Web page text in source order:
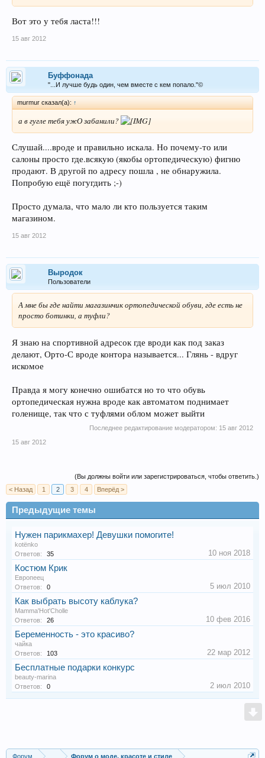
Вот это у тебя ласта!!!
15 авг 2012
Буффонада
"...И лучше будь один, чем вместе с кем попало."©
murmur сказал(а): ↑
а в гугле тебя ужО забанили?
Слушай....вроде и правильно искала. Но почему-то или
салоны просто где.всякую (якобы ортопедическую) фигню
продают. В другой по адресу пошла , не обнаружила.
Попробую ещё погугдить ;-)
Просто думала, что мало ли кто пользуется таким
магазином.
15 авг 2012
Выродок
Пользователи
А мне бы где найти магазинчик ортопедической обуви, где есть не
просто ботинки, а туфли?
Я знаю на спортивной адресок где вроди как под заказ
делают, Орто-С вроде контора называется... Глянь - вдруг
искомое
Правда я могу конечно ошибатся но то что обувь
ортопедическая нужна вроде как автоматом поднимает
голенище, так что с туфлями облом может выйти
Последнее редактирование модератором: 15 авг 2012
15 авг 2012
(Вы должны войти или зарегистрироваться, чтобы ответить.)
< Назад
1 2 3 4 Вперёд >
Предыдущие темы
Нужен парикмахер! Девушки помогите!
kotёnko
Ответов:
35 10 ноя 2018
Костюм Крик
Европеец
Ответов:
0 5 июл 2010
Как выбрать высоту каблука?
Mamma'Hot'Cholle
Ответов:
26 10 фев 2016
Беременность - это красиво?
чайка
Ответов:
103 22 мар 2012
Бесплатные подарки конкурс
beauty-marina
Ответов:
0 2 июл 2010
Форум Форум о моде, красоте и стиле